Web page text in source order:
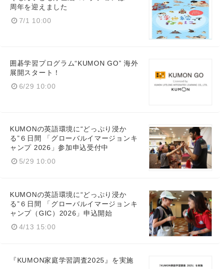
周年を迎えました
7/1 10:00
囲碁学習プログラム“KUMON GO” 海外
展開スタート！
6/29 10:00
KUMONの英語環境に“どっぷり浸か
る”６日間 「グローバルイマージョンキ
ャンプ 2026」参加申込受付中
5/29 10:00
KUMONの英語環境に“どっぷり浸か
る”６日間 「グローバルイマージョンキ
ャンプ（GIC）2026」申込開始
4/13 15:00
『KUMON家庭学習調査2025』を実施